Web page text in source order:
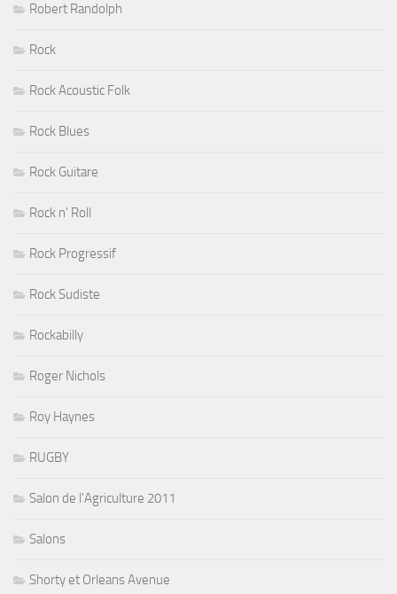
Robert Randolph
Rock
Rock Acoustic Folk
Rock Blues
Rock Guitare
Rock n' Roll
Rock Progressif
Rock Sudiste
Rockabilly
Roger Nichols
Roy Haynes
RUGBY
Salon de l'Agriculture 2011
Salons
Shorty et Orleans Avenue